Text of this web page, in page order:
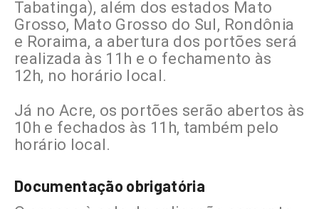
Tabatinga), além dos estados Mato
Grosso, Mato Grosso do Sul, Rondônia
e Roraima, a abertura dos portões será
realizada às 11h e o fechamento às
12h, no horário local.
Já no Acre, os portões serão abertos às
10h e fechados às 11h, também pelo
horário local.
Documentação obrigatória